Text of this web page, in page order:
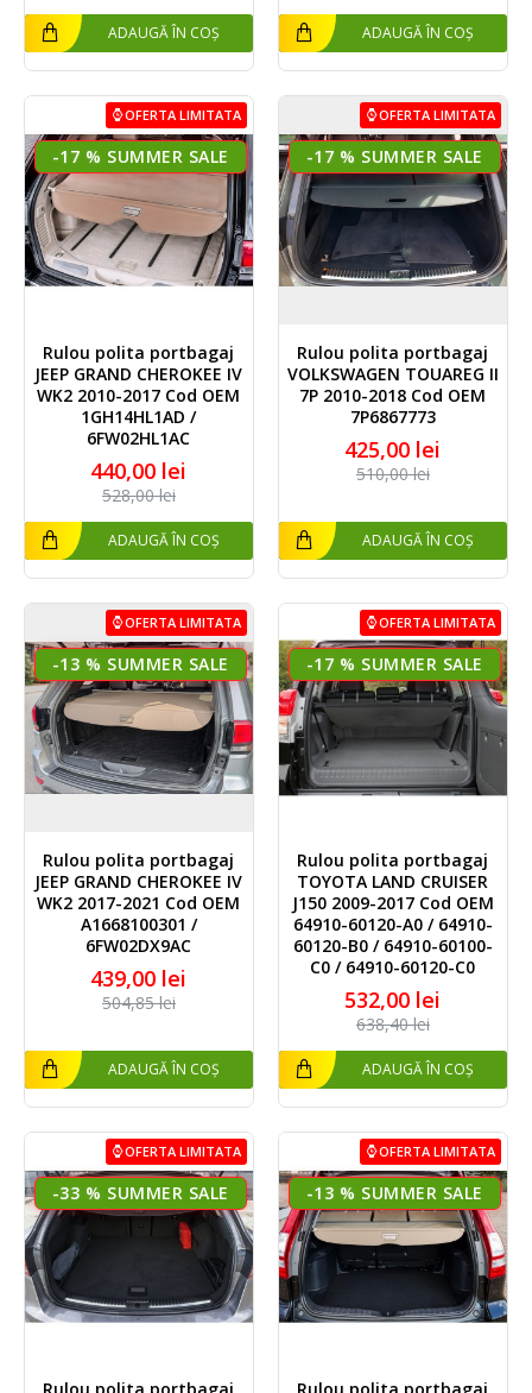
ADAUGĂ ÎN COȘ ADAUGĂ ÎN COȘ
OFERTA LIMITATA
-17 %
Rulou polita portbagaj
JEEP GRAND CHEROKEE IV
WK2 2010-2017 Cod OEM
1GH14HL1AD /
6FW02HL1AC
440,00 lei
528,00 lei
ADAUGĂ ÎN COȘ
OFERTA LIMITATA
-17 %
Rulou polita portbagaj
VOLKSWAGEN TOUAREG II
7P 2010-2018 Cod OEM
7P6867773
425,00 lei
510,00 lei
ADAUGĂ ÎN COȘ
OFERTA LIMITATA
-13 %
Rulou polita portbagaj
JEEP GRAND CHEROKEE IV
WK2 2017-2021 Cod OEM
A1668100301 /
6FW02DX9AC
439,00 lei
504,85 lei
ADAUGĂ ÎN COȘ
OFERTA LIMITATA
-17 %
Rulou polita portbagaj
TOYOTA LAND CRUISER
J150 2009-2017 Cod OEM
64910-60120-A0 / 64910-
60120-B0 / 64910-60100-
C0 / 64910-60120-C0
532,00 lei
638,40 lei
ADAUGĂ ÎN COȘ
OFERTA LIMITATA
-33 %
OFERTA LIMITATA
-13 %